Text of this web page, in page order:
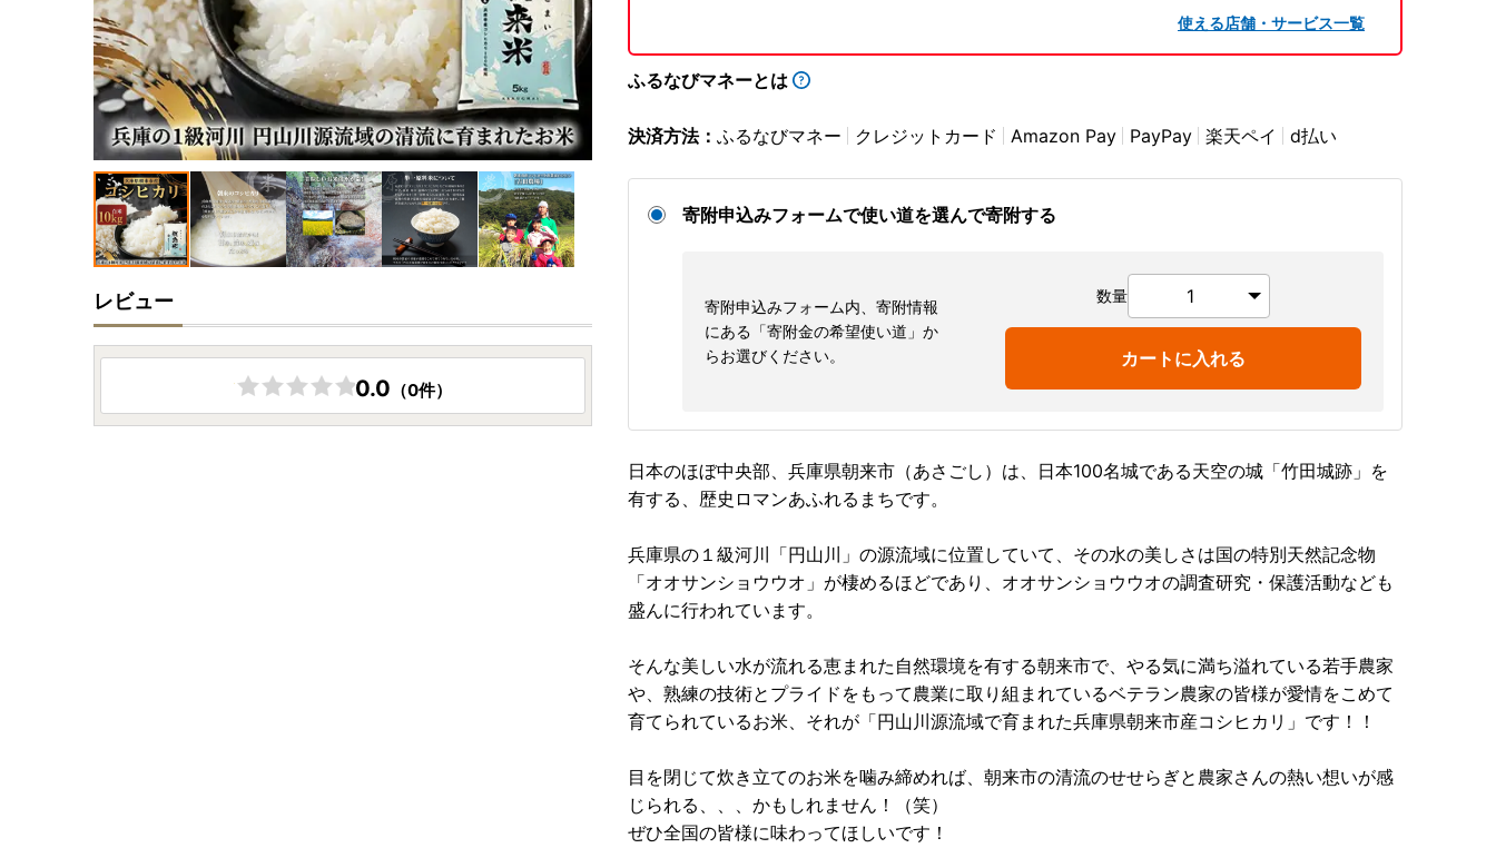
使える店舗・サービス一覧
ふるなびマネーとは
決済方法： ふるなびマネー クレジットカード Amazon Pay PayPay 楽天ペイ d払い
寄附申込みフォームで使い道を選んで寄附する
寄附申込みフォーム内、寄附情報
にある「寄附金の希望使い道」か
らお選びください。
数量
カートに入れる
日本のほぼ中央部、兵庫県朝来市（あさごし）は、日本100名城である天空の城「竹田城跡」を
有する、歴史ロマンあふれるまちです。
兵庫県の１級河川「円山川」の源流域に位置していて、その水の美しさは国の特別天然記念物
「オオサンショウウオ」が棲めるほどであり、オオサンショウウオの調査研究・保護活動なども
盛んに行われています。
そんな美しい水が流れる恵まれた自然環境を有する朝来市で、やる気に満ち溢れている若手農家
や、熟練の技術とプライドをもって農業に取り組まれているベテラン農家の皆様が愛情をこめて
育てられているお米、それが「円山川源流域で育まれた兵庫県朝来市産コシヒカリ」です！！
目を閉じて炊き立てのお米を噛み締めれば、朝来市の清流のせせらぎと農家さんの熱い想いが感
じられる、、、かもしれません！（笑）
ぜひ全国の皆様に味わってほしいです！
レビュー
0.0 （0件）